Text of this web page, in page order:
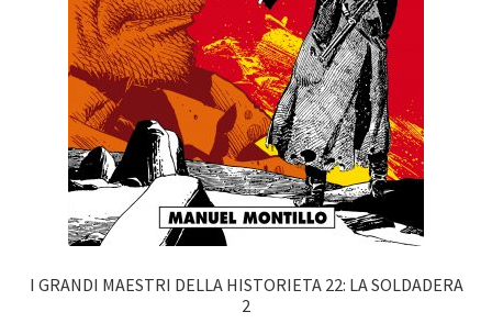
I GRANDI MAESTRI DELLA HISTORIETA 22: LA SOLDADERA
2